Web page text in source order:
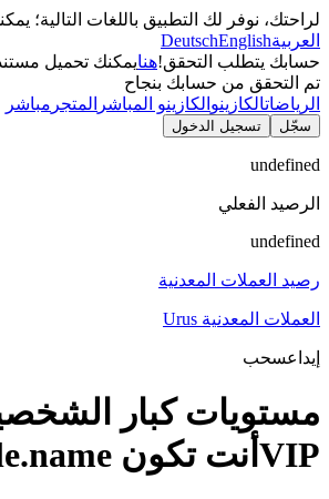
لراحتك، نوفر لك التطبيق باللغات التالية؛
العربية
DeutschEnglish
حسابك يتطلب التحقق!هنايمكنك تحميل
تم التحقق من حسابك بنجاح
الرياضاتالكازينو الكازينو المباشر المتجر مباشر
سجّل تسجيل الدخول
undefined
الرصيد الفعلي
undefined
رصيد العملات المعدنية
العملات المعدنية Urus
إيداعسحب
مستويات كبار
VIP أنت تكون vip.title.name